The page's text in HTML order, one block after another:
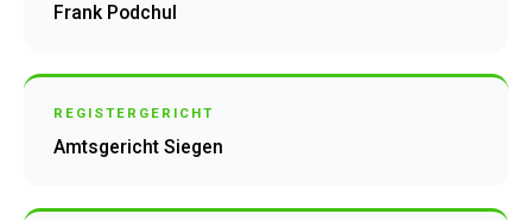
Frank Podchul
REGISTERGERICHT
Amtsgericht Siegen